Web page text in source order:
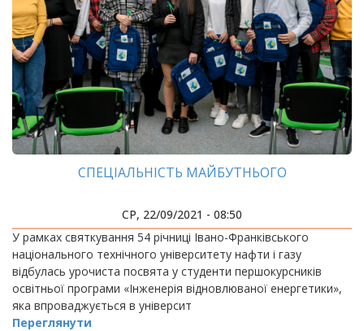
СПЕЦІАЛЬНІСТЬ МАЙБУТНЬОГО
СР, 22/09/2021 - 08:50
У рамках святкування 54 річниці Івано-Франківського
національного технічного університету нафти і газу
відбулась урочиста посвята у студенти першокурсників
освітньої програми «Інженерія відновлюваної енергетики»,
яка впроваджується в університ
Переглянути